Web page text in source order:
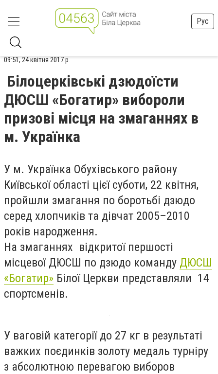
Рус
09:51, 24 квітня 2017 р.
Білоцерківські дзюдоїсти
ДЮСШ «Богатир» вибороли
призові місця на змаганнях в
м. Українка
У м. Українка Обухівського району
Київської області цієї суботи, 22 квітня,
пройшли змагання по боротьбі дзюдо
серед хлопчиків та дівчат 2005–2010
років народження.
На змаганнях відкритої першості
місцевої ДЮСШ по дзюдо команду ДЮСШ
«Богатир» Білої Церкви представляли 14
спортсменів.
У ваговій категорії до 27 кг в результаті
важких поєдинків золоту медаль турніру
з абсолютною перевагою виборов